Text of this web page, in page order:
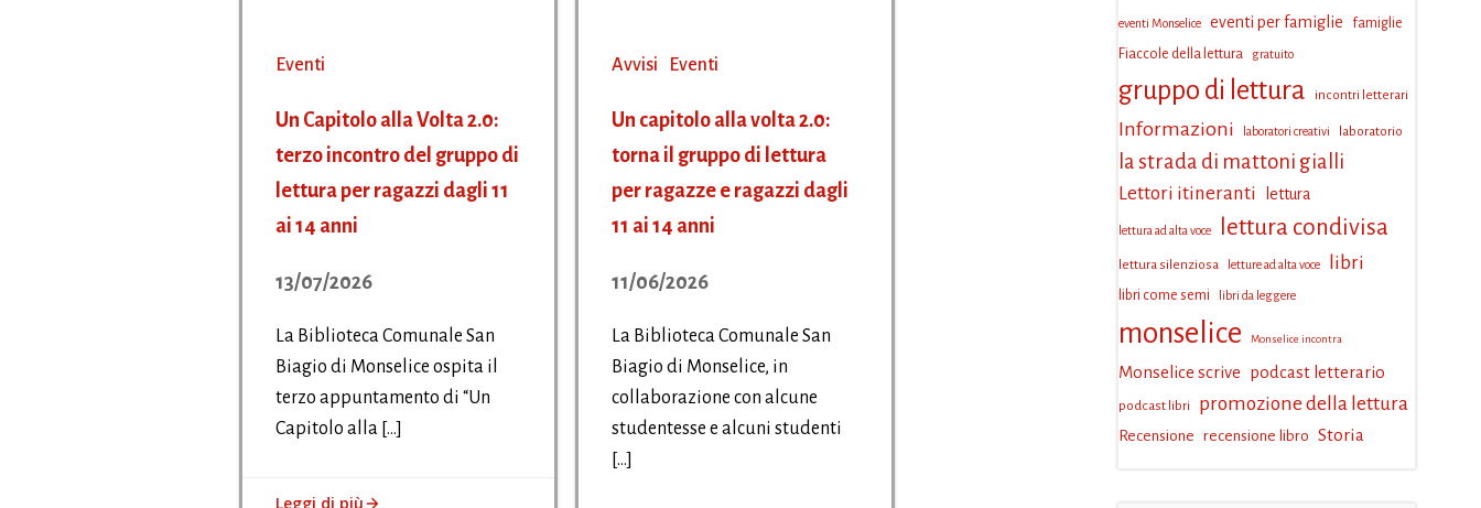
Eventi
Un Capitolo alla Volta 2.0:
terzo incontro del gruppo di
lettura per ragazzi dagli 11
ai 14 anni
13/07/2026
La Biblioteca Comunale San
Biagio di Monselice ospita il
terzo appuntamento di “Un
Capitolo alla […]
Leggi di più
Avvisi Eventi
Un capitolo alla volta 2.0:
torna il gruppo di lettura
per ragazze e ragazzi dagli
11 ai 14 anni
11/06/2026
La Biblioteca Comunale San
Biagio di Monselice, in
collaborazione con alcune
studentesse e alcuni studenti
[…]
eventi Monselice eventi per famiglie
famiglie
Fiaccole della lettura
gratuito
gruppo di lettura incontri letterari
Informazioni laboratori creativi laboratorio
la strada di mattoni gialli
Lettori itineranti lettura
lettura ad alta voce lettura condivisa
lettura silenziosa letture ad alta voce libri
libri come semi libri da leggere
monselice Monselice incontra
Monselice scrive podcast letterario
podcast libri promozione della lettura
Recensione recensione libro Storia